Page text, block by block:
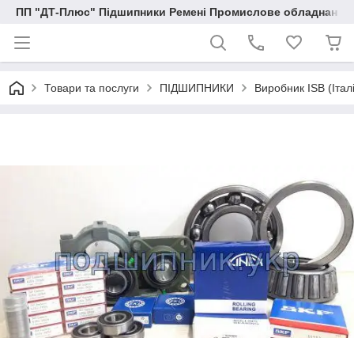
ПП "ДТ-Плюс" Підшипники Ремені Промислове обладнання
Товари та послуги ПІДШИПНИКИ Виробник ISB